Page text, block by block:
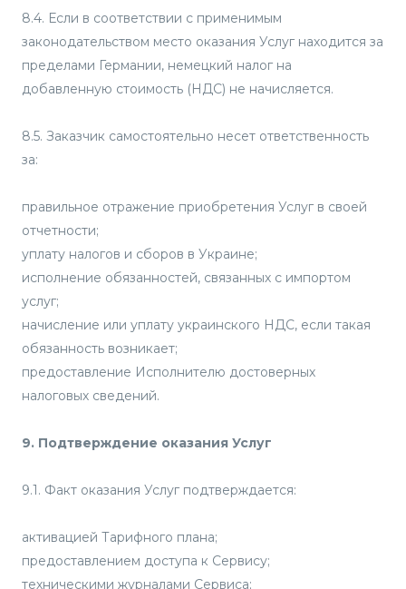
8.4. Если в соответствии с применимым
законодательством место оказания Услуг находится за
пределами Германии, немецкий налог на
добавленную стоимость (НДС) не начисляется.
8.5. Заказчик самостоятельно несет ответственность
за:
правильное отражение приобретения Услуг в своей
отчетности;
уплату налогов и сборов в Украине;
исполнение обязанностей, связанных с импортом
услуг;
начисление или уплату украинского НДС, если такая
обязанность возникает;
предоставление Исполнителю достоверных
налоговых сведений.
9. Подтверждение оказания Услуг
9.1. Факт оказания Услуг подтверждается:
активацией Тарифного плана;
предоставлением доступа к Сервису;
техническими журналами Сервиса;